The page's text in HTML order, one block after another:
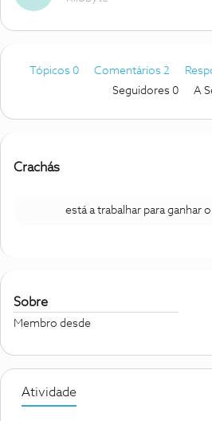
Tópicos 0 Comentários 2
Seguidores 0 A
Crachás
está a trabalhar para ganhar
Sobre
Membro desde
Atividade